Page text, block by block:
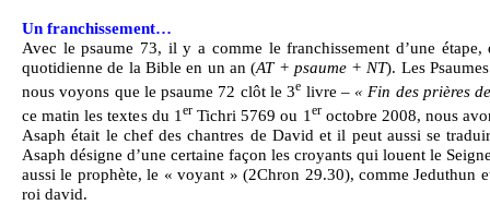
Un franchissement…
Avec le psaume 73, il y a comme le franchissement d’une
quotidienne de la Bible en un an (AT + psaume + NT). Les
nous voyons que le psaume 72 clôt le 3e livre –« Fin des prières
ce matin les textes du 1 erTichri 5769 ou 1 eroctobre 2008, nous
Asaph était le chef des chantres de David et il peut aussi se
Asaph désigne d’une certaine façon les croyants qui louent le
aussi le prophète, le « voyant » (2Chron 29.30), comme Jeduthun
roi david.